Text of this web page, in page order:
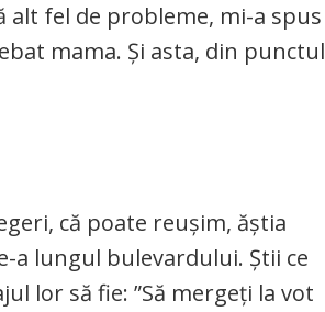
alt fel de probleme, mi-a spus
mama. Și asta, din punctul
că poate reușim, ăștia
a lungul bulevardului. Știi ce
lor să fie: ”Să mergeți la vot